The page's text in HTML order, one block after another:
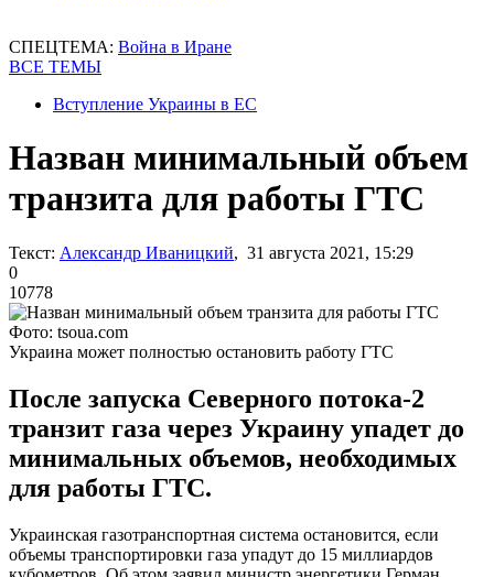
СПЕЦТЕМА: Война в Иране
ВСЕ ТЕМЫ
Вступление Украины в ЕС
Назван минимальный объем
транзита для работы ГТС
Текст: Александр Иваницкий, 31 августа 2021, 15:29
0
10778
Фото: tsoua.com
Украина может полностью остановить работу ГТС
После запуска Северного потока-2
транзит газа через Украину упадет до
минимальных объемов, необходимых
для работы ГТС.
Украинская газотранспортная система остановится, если
объемы транспортировки газа упадут до 15 миллиардов